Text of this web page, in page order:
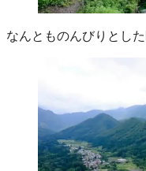
なんとものんびりとし